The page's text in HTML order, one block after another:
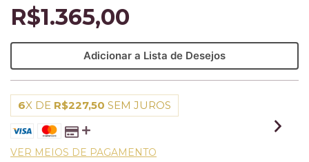
R$1.365,00
Adicionar a Lista de Desejos
6X DE R$227,50 SEM JUROS
VER MEIOS DE PAGAMENTO